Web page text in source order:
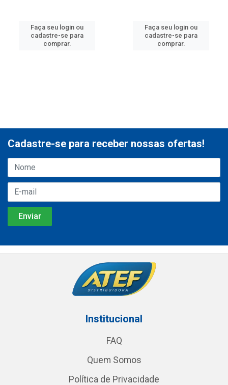
Faça seu login ou
cadastre-se para
comprar.
Faça seu login ou
cadastre-se para
comprar.
Cadastre-se para receber nossas ofertas!
Institucional
FAQ
Quem Somos
Política de Privacidade